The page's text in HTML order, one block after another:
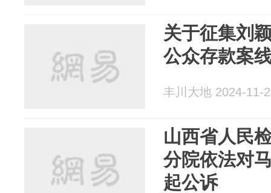
关于征集刘
公众存款案
丰川大地 2024-11-
山西省人民
分院依法对
起公诉